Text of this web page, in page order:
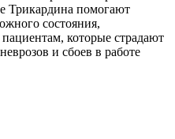
Трикардина помогают
состояния,
которые страдают
и сбоев в работе